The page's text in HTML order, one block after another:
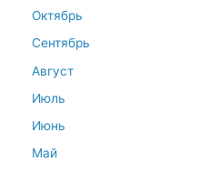
Октябрь
Сентябрь
Август
Июль
Июнь
Май